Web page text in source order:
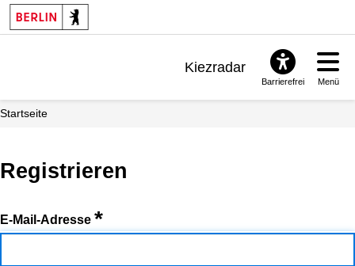
Kiezradar
Barrierefrei Menü
Startseite
Registrieren
E-Mail-Adresse *